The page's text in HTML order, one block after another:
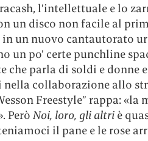
l’intellettuale e lo
un disco non facile al
un nuovo cantautorato
un po’ certe punchline
che parla di soldi e donne
nella collaborazione allo
Freestyle” rappa:
Però Noi, loro, gli altriè
il pane e le rose